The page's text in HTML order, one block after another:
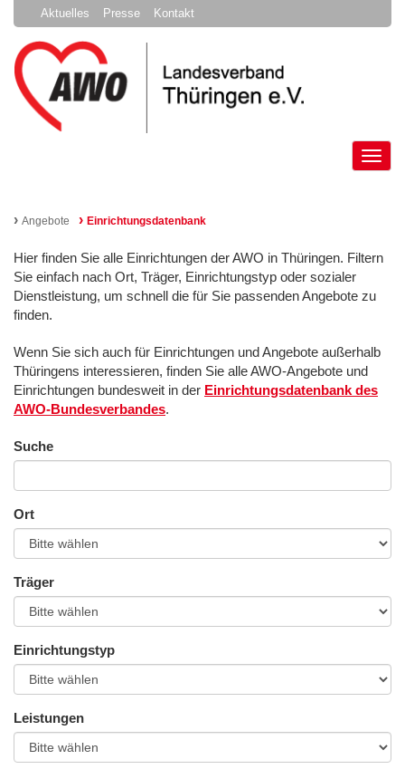
Aktuelles Presse Kontakt
› Angebote › Einrichtungsdatenbank
Hier finden Sie alle Einrichtungen der AWO in Thüringen. Filtern
Sie einfach nach Ort, Träger, Einrichtungstyp oder sozialer
Dienstleistung, um schnell die für Sie passenden Angebote zu
finden.
Wenn Sie sich auch für Einrichtungen und Angebote außerhalb
Thüringens interessieren, finden Sie alle AWO-Angebote und
Einrichtungen bundesweit in der Einrichtungsdatenbank des
AWO-Bundesverbandes.
Suche
Ort
Träger
Einrichtungstyp
Leistungen